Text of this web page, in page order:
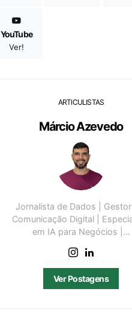
YouTube
Ver!
ARTICULISTAS
Márcio Azevedo
Jornalista de Dados |
Comunicação Digital |
em IA para Negócios |…
Ver Postagens